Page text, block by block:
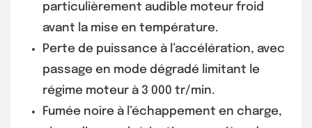
particulièrement audible moteur froid
avant la mise en température.
Perte de puissance à l’accélération, avec
passage en mode dégradé limitant le
régime moteur à 3 000 tr/min.
Fumée noire à l’échappement en charge,